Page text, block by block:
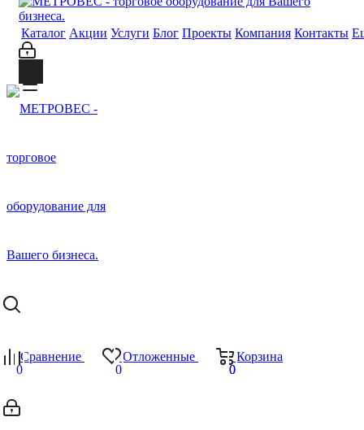
Каталог Акции Услуги Блог Проекты Компания Контакты
Сравнение
0
Отложенные
0
Корзина
0
0